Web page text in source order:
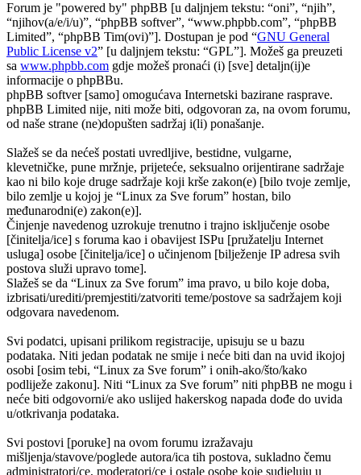
Forum je "powered by" phpBB [u daljnjem tekstu: “oni”, “njih”,
“njihov(a/e/i/u)”, “phpBB softver”, “www.phpbb.com”, “phpBB
Limited”, “phpBB Tim(ovi)”]. Dostupan je pod “GNU General
Public License v2” [u daljnjem tekstu: “GPL”]. Možeš ga preuzeti
sa www.phpbb.com gdje možeš pronaći (i) [sve] detaljn(ij)e
informacije o phpBBu.
phpBB softver [samo] omogućava Internetski bazirane rasprave.
phpBB Limited nije, niti može biti, odgovoran za, na ovom forumu,
od naše strane (ne)dopušten sadržaj i(li) ponašanje.
Slažeš se da nećeš postati uvredljive, bestidne, vulgarne,
klevetničke, pune mržnje, prijeteće, seksualno orijentirane sadržaje
kao ni bilo koje druge sadržaje koji krše zakon(e) [bilo tvoje zemlje,
bilo zemlje u kojoj je “Linux za Sve forum” hostan, bilo
međunarodni(e) zakon(e)].
Činjenje navedenog uzrokuje trenutno i trajno isključenje osobe
[činitelja/ice] s foruma kao i obavijest ISPu [pružatelju Internet
usluga] osobe [činitelja/ice] o učinjenom [bilježenje IP adresa svih
postova služi upravo tome].
Slažeš se da “Linux za Sve forum” ima pravo, u bilo koje doba,
izbrisati/urediti/premjestiti/zatvoriti teme/postove sa sadržajem koji
odgovara navedenom.
Svi podatci, upisani prilikom registracije, upisuju se u bazu
podataka. Niti jedan podatak ne smije i neće biti dan na uvid ikojoj
osobi [osim tebi, “Linux za Sve forum” i onih-ako/što/kako
podliježe zakonu]. Niti “Linux za Sve forum” niti phpBB ne mogu i
neće biti odgovorni/e ako uslijed hakerskog napada dođe do uvida
u/otkrivanja podataka.
Svi postovi [poruke] na ovom forumu izražavaju
mišljenja/stavove/poglede autora/ica tih postova, sukladno čemu
administratori/ce, moderatori/ce i ostale osobe koje sudjeluju u